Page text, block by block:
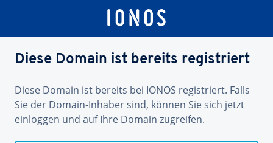
Diese Domain ist bereits registriert
Diese Domain ist bereits bei IONOS registriert. Falls
Sie der Domain-Inhaber sind, können Sie sich jetzt
einloggen und auf Ihre Domain zugreifen.